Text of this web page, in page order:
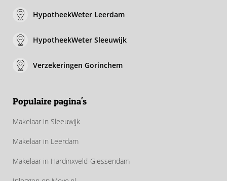
HypotheekWeter Leerdam
HypotheekWeter Sleeuwijk
Verzekeringen Gorinchem
Populaire pagina's
Makelaar in Sleeuwijk
Makelaar in Leerdam
Makelaar in Hardinxveld-Giessendam